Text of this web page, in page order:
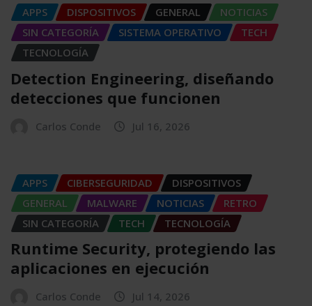
APPS DISPOSITIVOS GENERAL
NOTICIAS
SIN CATEGORÍA
SISTEMA OPERATIVO
TECH
TECNOLOGÍA
Detection Engineering, diseñando
detecciones que funcionen
Carlos Conde Jul 16, 2026
APPS CIBERSEGURIDAD
DISPOSITIVOS
GENERAL
MALWARE NOTICIAS
RETRO
SIN CATEGORÍA
TECH TECNOLOGÍA
Runtime Security, protegiendo las
aplicaciones en ejecución
Carlos Conde Jul 14, 2026